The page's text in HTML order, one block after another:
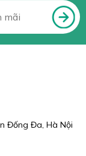
Đống Đa, Hà Nội